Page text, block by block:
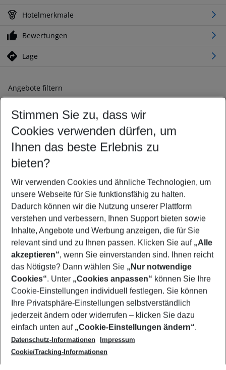
Hotelmerkmale
Bewertungen
Lage
Angebote filtern
Ändern Sie Ihre Kriterien nach Ihren Wünschen
Abflughafen wählen
Beliebiger Abflughafen
Reisezeitraum wählen
10.08.26– 08.08.27 5-8 Nächte
2 Erwachsene Keine Kinder
Mehr Filter anzeigen
Footer
Footer navigation
Über uns
AGB
Cookie-Einstellungen ändern
Cookie-Richtlinie
Datenschutz
Service & Hilfe
Barrierefreies Reisen
Check-in
Folgen Sie uns
Stimmen Sie zu, dass wir
Cookies verwenden dürfen, um
Ihnen das beste Erlebnis zu
bieten?
Wir verwenden Cookies und ähnliche Technologien, um
unsere Webseite für Sie funktionsfähig zu halten.
Dadurch können wir die Nutzung unserer Plattform
verstehen und verbessern, Ihnen Support bieten sowie
Inhalte, Angebote und Werbung anzeigen, die für Sie
relevant sind und zu Ihnen passen. Klicken Sie auf „Alle
akzeptieren“, wenn Sie einverstanden sind. Ihnen reicht
das Nötigste? Dann wählen Sie „Nur notwendige
Cookies“. Unter „Cookies anpassen“ können Sie Ihre
Cookie-Einstellungen individuell festlegen. Sie können
Ihre Privatsphäre-Einstellungen selbstverständlich
jederzeit ändern oder widerrufen – klicken Sie dazu
einfach unten auf „Cookie-Einstellungen ändern“.
Datenschutz-Informationen
Impressum
Cookie/Tracking-Informationen